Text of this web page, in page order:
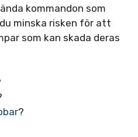
kommandon som
du minska risken för att
som kan skada deras
?